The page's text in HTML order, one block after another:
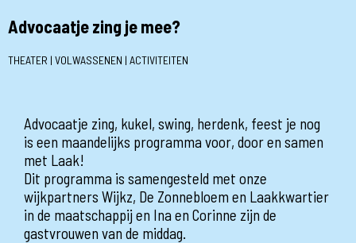
Advocaatje zing je mee?
THEATER | VOLWASSENEN | ACTIVITEITEN
Advocaatje zing, kukel, swing, herdenk, feest je nog
is een maandelijks programma voor, door en samen
met Laak!
Dit programma is samengesteld met onze
wijkpartners Wijkz, De Zonnebloem en Laakkwartier
in de maatschappij en Ina en Corinne zijn de
gastvrouwen van de middag.